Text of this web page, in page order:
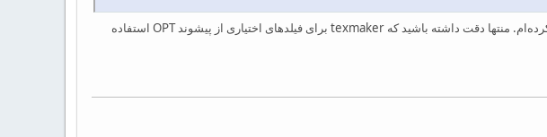
من فقط دوفیلد language , authorfa را اضافه کرده‌ام و تغییری در دستورات ایجاد نکرده‌ام. منتها دقت داشته باشید که texmaker برای فیلدهای اختیاری از پیشوند OPT استفاده